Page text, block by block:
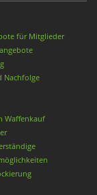
für Mitglieder
Nachfolge
Waffenkauf